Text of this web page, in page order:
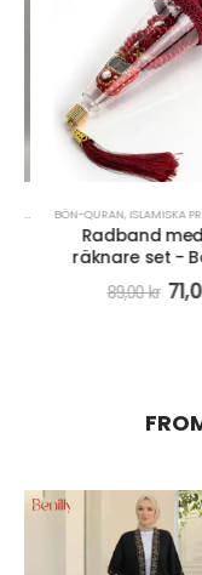
BÖN-QURAN,ISLAMISKA
Radband med
räknare set -
89,00kr 71,00